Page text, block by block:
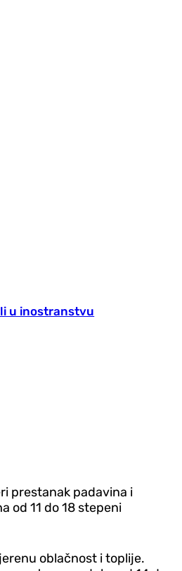
u inostranstvu
prestanak padavina i
od 11 do 18 stepeni
oblačnost i toplije.